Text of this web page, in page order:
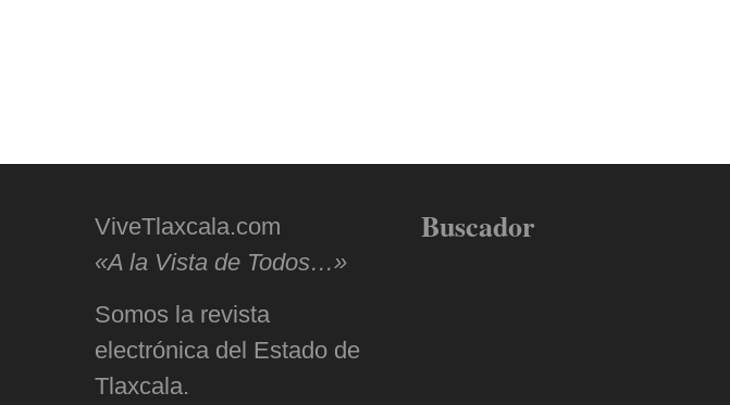
ViveTlaxcala.com
«A la Vista de Todos…»
Somos la revista
electrónica del Estado de
Tlaxcala.
Buscador